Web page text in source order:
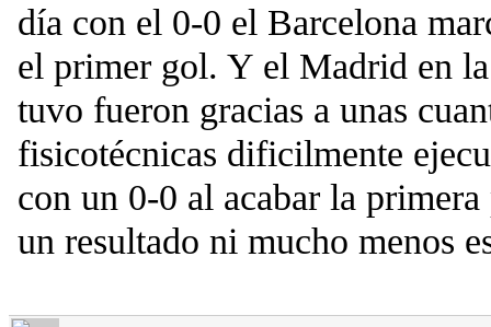
día con el 0-0 el Barcelona
el primer gol. Y el Madrid en
tuvo fueron gracias a unas
fisicotécnicas dificilmente
con un 0-0 al acabar la
un resultado ni mucho menos